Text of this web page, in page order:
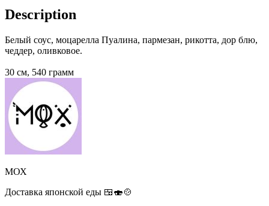
Description
Белый соус, моцарелла Пуалина, пармезан, рикотта, дор блю,
чеддер, оливковое.
30 см, 540 грамм
МОХ
Доставка японской еды 🍱🍣🍲